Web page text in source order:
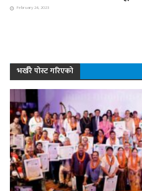
February 24, 2023
भर्खरै पोस्ट गरिएको